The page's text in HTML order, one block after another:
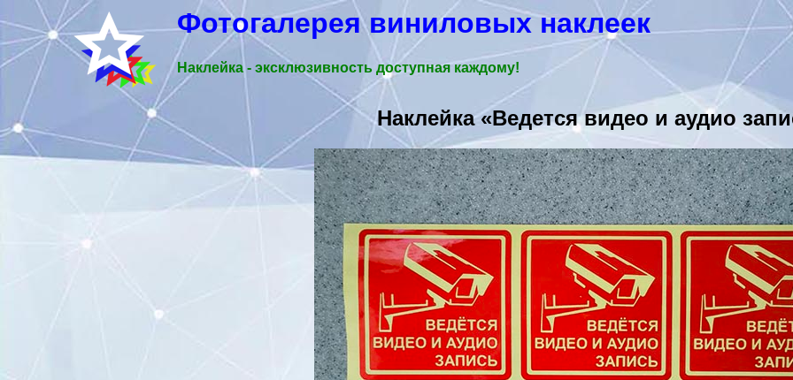
Фотогалерея виниловых наклеек
Наклейка - эксклюзивность доступная каждому!
Наклейка «Ведется видео и аудио